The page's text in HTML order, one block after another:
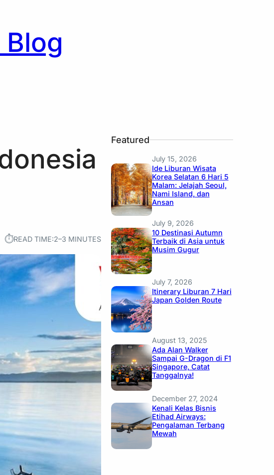
⏱︎READ TIME:2–3 MINUTES
Featured
July 15, 2026
Ide Liburan Wisata
Korea Selatan 6 Hari 5
Malam: Jelajah Seoul,
Nami Island, dan
Ansan
July 9, 2026
10 Destinasi Autumn
Terbaik di Asia untuk
Musim Gugur
July 7, 2026
Itinerary Liburan 7 Hari
Japan Golden Route
August 13, 2025
Ada Alan Walker
Sampai G-Dragon di F1
Singapore, Catat
Tanggalnya!
December 27, 2024
Kenali Kelas Bisnis
Etihad Airways:
Pengalaman Terbang
Mewah